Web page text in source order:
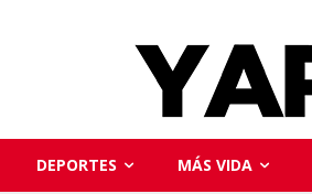
DEPORTES MÁS VIDA